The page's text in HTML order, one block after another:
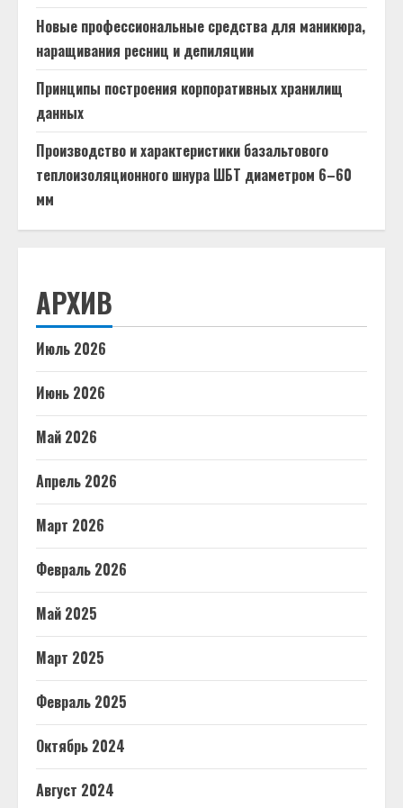
Новые профессиональные средства для маникюра,
наращивания ресниц и депиляции
Принципы построения корпоративных хранилищ
данных
Производство и характеристики базальтового
теплоизоляционного шнура ШБТ диаметром 6–60
мм
АРХИВ
Июль 2026
Июнь 2026
Май 2026
Апрель 2026
Март 2026
Февраль 2026
Май 2025
Март 2025
Февраль 2025
Октябрь 2024
Август 2024